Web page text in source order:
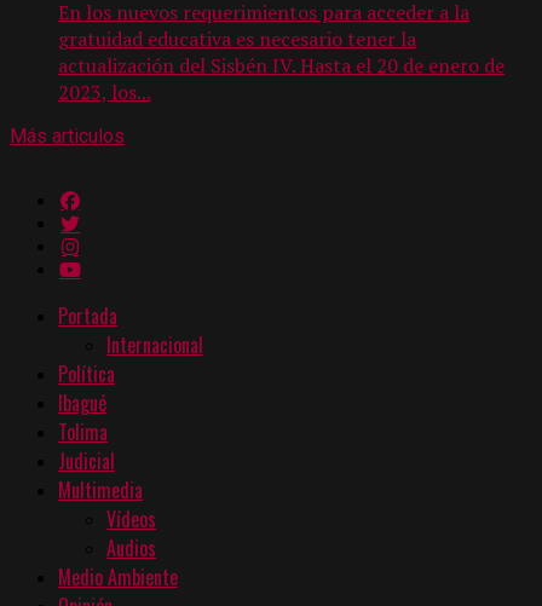
En los nuevos requerimientos para acceder a la
gratuidad educativa es necesario tener la
actualización del Sisbén IV. Hasta el 20 de enero de
2023, los...
Más articulos
Portada
Internacional
Política
Ibagué
Tolima
Judicial
Multimedia
Vídeos
Audios
Medio Ambiente